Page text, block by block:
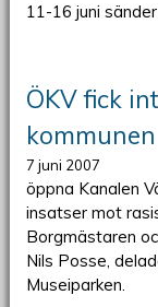
11-16 juni
ÖKV fick
kommunen
7 juni 2007
öppna Kanalen
insatser mot
Borgmästaren
Nils Posse,
Museiparken.